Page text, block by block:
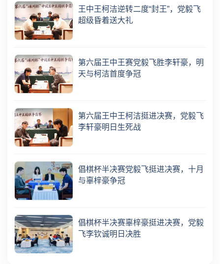
王中王柯洁逆转二度“封王”，党毅飞
超级昏着送大礼
第六届王中王赛党毅飞胜李轩豪，明
天与柯洁首度争冠
第六届王中王柯洁挺进决赛，党毅飞
李轩豪明日生死战
倡棋杯半决赛党毅飞挺进决赛，十月
与辜梓豪争冠
倡棋杯半决赛辜梓豪挺进决赛，党毅
飞李钦诚明日决胜